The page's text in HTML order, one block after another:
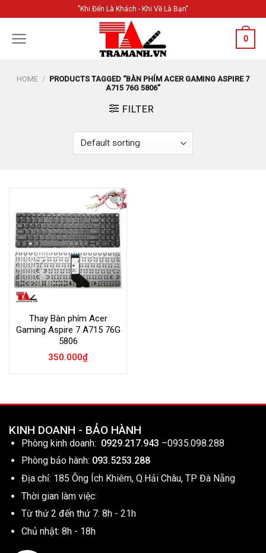
content
"Khi Đến Là Khách - Khi Về Là Bạn"
0
HOME / PRODUCTS TAGGED “BÀN PHÍM ACER GAMING ASPIRE 7
A715 76G 5806”
FILTER
Add to
Wishlist
Thay Bàn phím Acer
Gaming Aspire 7 A715 76G
5806
350.000₫
KINH DOANH - BẢO HÀNH
Phòng kinh doanh: 0929.217.943 –0935.098.288
Phòng bảo hành: 093.5253.288
Địa chỉ: 185 Ông Ích Khiêm, Q.Hải Châu, TP Đà Nẵng
Thời gian làm việc:
Từ thứ 2 đến thứ 7: 8h - 21h
Chủ nhật: 8h - 18h